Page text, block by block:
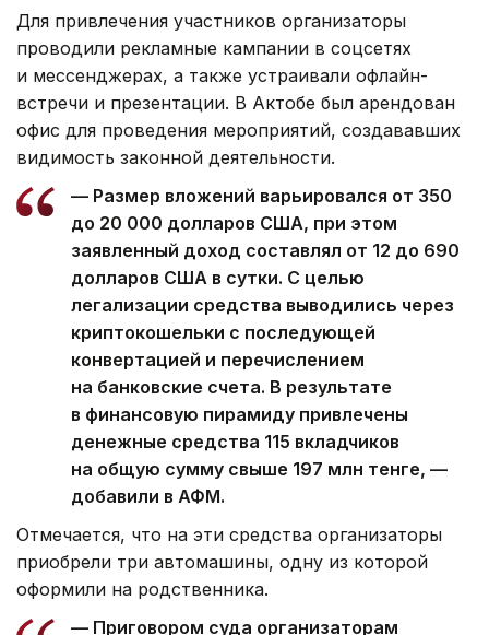
Для привлечения участников организаторы
проводили рекламные кампании в соцсетях
и мессенджерах, а также устраивали офлайн-
встречи и презентации. В Актобе был арендован
офис для проведения мероприятий, создававших
видимость законной деятельности.
— Размер вложений варьировался от 350
до 20 000 долларов США, при этом
заявленный доход составлял от 12 до 690
долларов США в сутки. С целью
легализации средства выводились через
криптокошельки с последующей
конвертацией и перечислением
на банковские счета. В результате
в финансовую пирамиду привлечены
денежные средства 115 вкладчиков
на общую сумму свыше 197 млн тенге, —
добавили в АФМ.
Отмечается, что на эти средства организаторы
приобрели три автомашины, одну из которой
оформили на родственника.
— Приговором суда организаторам